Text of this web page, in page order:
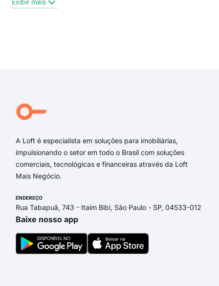
Exibir mais
A Loft é especialista em soluções para imobiliárias,
impulsionando o setor em todo o Brasil com soluções
comerciais, tecnológicas e financeiras através da Loft
Mais Negócio.
ENDEREÇO
Rua Tabapuã, 743 - Itaim Bibi, São Paulo - SP, 04533-012
Baixe nosso app